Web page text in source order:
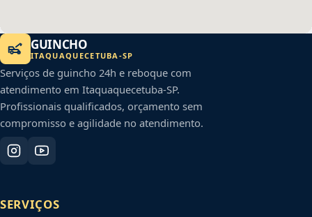
GUINCHO
ITAQUAQUECETUBA -SP
Serviços de guincho 24h e reboque com
atendimento em Itaquaquecetuba-SP.
Profissionais qualificados, orçamento sem
compromisso e agilidade no atendimento.
SERVIÇOS